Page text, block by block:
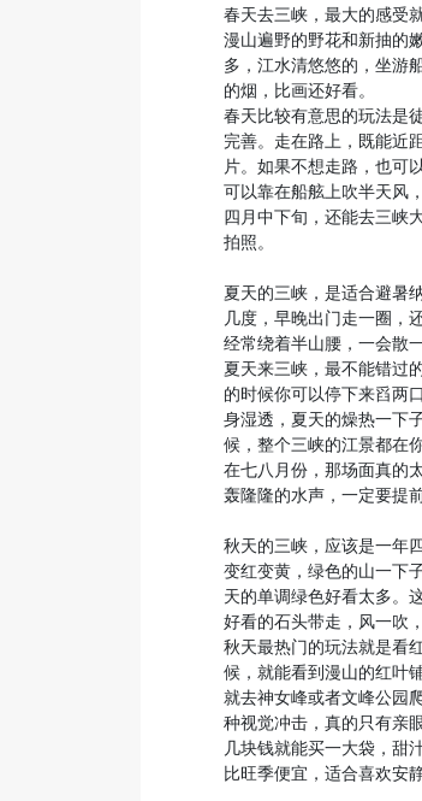
春天去三峡，最大的感受
漫山遍野的野花和新抽的
多，江水清悠悠的，坐游
的烟，比画还好看。
春天比较有意思的玩法是
完善。走在路上，既能近
片。如果不想走路，也可
可以靠在船舷上吹半天风
四月中下旬，还能去三峡
拍照。
夏天的三峡，是适合避暑
几度，早晚出门走一圈，
经常绕着半山腰，一会散
夏天来三峡，最不能错过
的时候你可以停下来舀两
身湿透，夏天的燥热一下
候，整个三峡的江景都在
在七八月份，那场面真的
轰隆隆的水声，一定要提
秋天的三峡，应该是一年
变红变黄，绿色的山一下
天的单调绿色好看太多。
好看的石头带走，风一吹
秋天最热门的玩法就是看
候，就能看到漫山的红叶
就去神女峰或者文峰公园
种视觉冲击，真的只有亲
几块钱就能买一大袋，甜
比旺季便宜，适合喜欢安